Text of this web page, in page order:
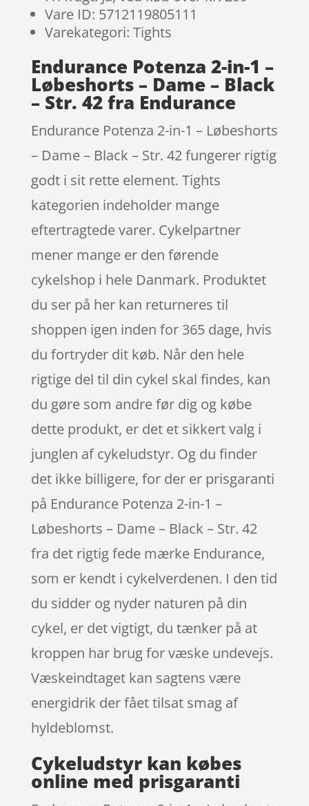
Vare ID: 5712119805111
Varekategori: Tights
Endurance Potenza 2-in-1 –
Løbeshorts – Dame – Black
– Str. 42 fra Endurance
Endurance Potenza 2-in-1 – Løbeshorts
– Dame – Black – Str. 42 fungerer rigtig
godt i sit rette element. Tights
kategorien indeholder mange
eftertragtede varer. Cykelpartner
mener mange er den førende
cykelshop i hele Danmark. Produktet
du ser på her kan returneres til
shoppen igen inden for 365 dage, hvis
du fortryder dit køb. Når den hele
rigtige del til din cykel skal findes, kan
du gøre som andre før dig og købe
dette produkt, er det et sikkert valg i
junglen af cykeludstyr. Og du finder
det ikke billigere, for der er prisgaranti
på Endurance Potenza 2-in-1 –
Løbeshorts – Dame – Black – Str. 42
fra det rigtig fede mærke Endurance,
som er kendt i cykelverdenen. I den tid
du sidder og nyder naturen på din
cykel, er det vigtigt, du tænker på at
kroppen har brug for væske undevejs.
Væskeindtaget kan sagtens være
energidrik der fået tilsat smag af
hyldeblomst.
Cykeludstyr kan købes
online med prisgaranti